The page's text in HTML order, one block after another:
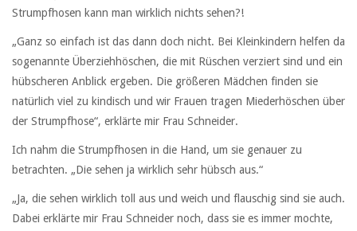
Strumpfhosen kann man wirklich nichts sehen?!
„Ganz so einfach ist das dann doch nicht. Bei Kleinkindern helfen da
sogenannte Überziehhöschen, die mit Rüschen verziert sind und ein
hübscheren Anblick ergeben. Die größeren Mädchen finden sie
natürlich viel zu kindisch und wir Frauen tragen Miederhöschen über
der Strumpfhose“, erklärte mir Frau Schneider.
Ich nahm die Strumpfhosen in die Hand, um sie genauer zu
betrachten. „Die sehen ja wirklich sehr hübsch aus.“
„Ja, die sehen wirklich toll aus und weich und flauschig sind sie auch.
Dabei erklärte mir Frau Schneider noch, dass sie es immer mochte,